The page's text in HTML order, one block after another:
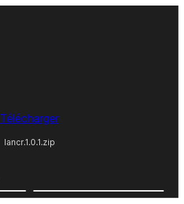
Télécharger
lancr.1.0.1.zip